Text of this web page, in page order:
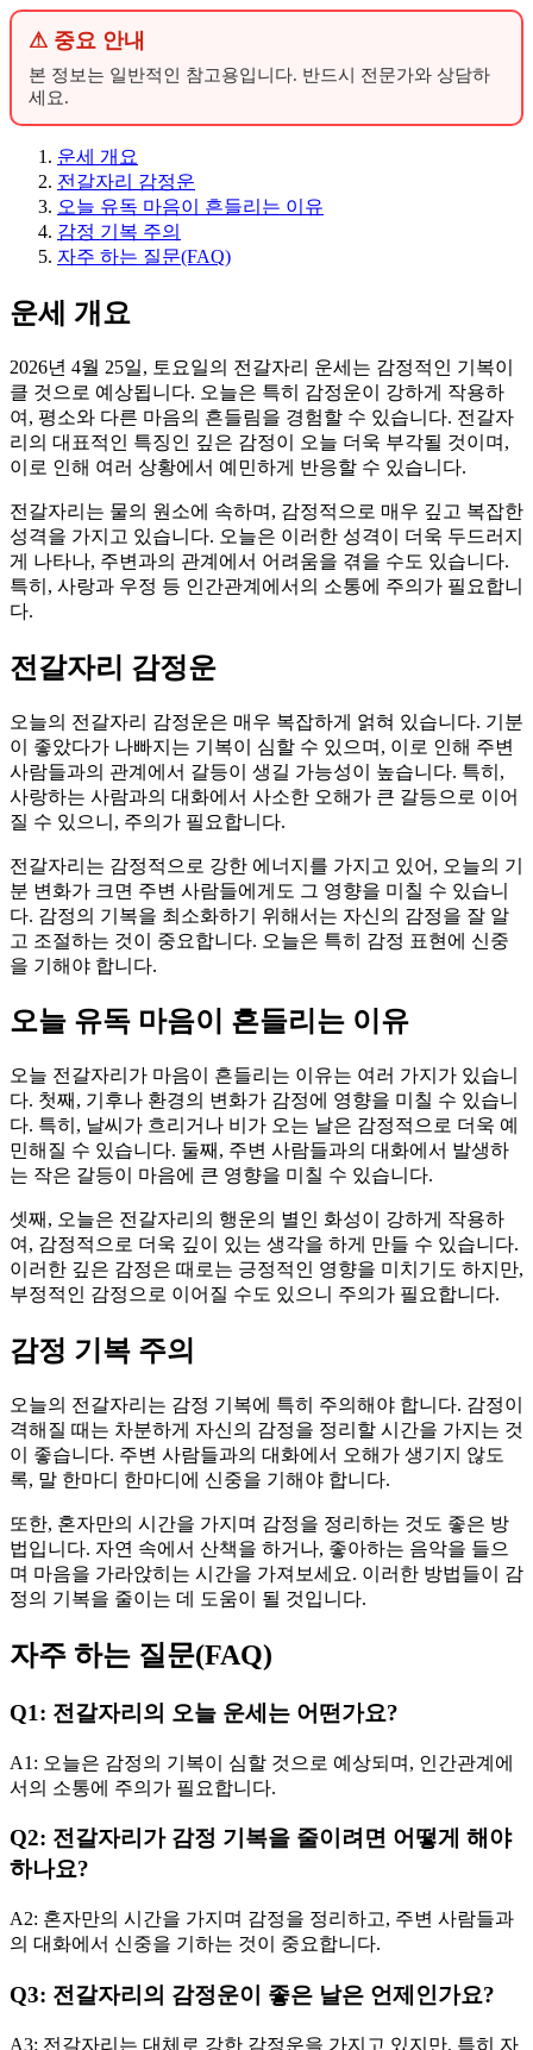
⚠ 중요 안내
본 정보는 일반적인 참고용입니다. 반드시 전문가와 상담하
세요.
운세 개요
전갈자리 감정운
오늘 유독 마음이 흔들리는 이유
감정 기복 주의
자주 하는 질문(FAQ)
운세 개요
2026년 4월 25일, 토요일의 전갈자리 운세는 감정적인 기복이
클 것으로 예상됩니다. 오늘은 특히 감정운이 강하게 작용하
여, 평소와 다른 마음의 흔들림을 경험할 수 있습니다. 전갈자
리의 대표적인 특징인 깊은 감정이 오늘 더욱 부각될 것이며,
이로 인해 여러 상황에서 예민하게 반응할 수 있습니다.
전갈자리는 물의 원소에 속하며, 감정적으로 매우 깊고 복잡한
성격을 가지고 있습니다. 오늘은 이러한 성격이 더욱 두드러지
게 나타나, 주변과의 관계에서 어려움을 겪을 수도 있습니다.
특히, 사랑과 우정 등 인간관계에서의 소통에 주의가 필요합니
다.
전갈자리 감정운
오늘의 전갈자리 감정운은 매우 복잡하게 얽혀 있습니다. 기분
이 좋았다가 나빠지는 기복이 심할 수 있으며, 이로 인해 주변
사람들과의 관계에서 갈등이 생길 가능성이 높습니다. 특히,
사랑하는 사람과의 대화에서 사소한 오해가 큰 갈등으로 이어
질 수 있으니, 주의가 필요합니다.
전갈자리는 감정적으로 강한 에너지를 가지고 있어, 오늘의 기
분 변화가 크면 주변 사람들에게도 그 영향을 미칠 수 있습니
다. 감정의 기복을 최소화하기 위해서는 자신의 감정을 잘 알
고 조절하는 것이 중요합니다. 오늘은 특히 감정 표현에 신중
을 기해야 합니다.
오늘 유독 마음이 흔들리는 이유
오늘 전갈자리가 마음이 흔들리는 이유는 여러 가지가 있습니
다. 첫째, 기후나 환경의 변화가 감정에 영향을 미칠 수 있습니
다. 특히, 날씨가 흐리거나 비가 오는 날은 감정적으로 더욱 예
민해질 수 있습니다. 둘째, 주변 사람들과의 대화에서 발생하
는 작은 갈등이 마음에 큰 영향을 미칠 수 있습니다.
셋째, 오늘은 전갈자리의 행운의 별인 화성이 강하게 작용하
여, 감정적으로 더욱 깊이 있는 생각을 하게 만들 수 있습니다.
이러한 깊은 감정은 때로는 긍정적인 영향을 미치기도 하지만,
부정적인 감정으로 이어질 수도 있으니 주의가 필요합니다.
감정 기복 주의
오늘의 전갈자리는 감정 기복에 특히 주의해야 합니다. 감정이
격해질 때는 차분하게 자신의 감정을 정리할 시간을 가지는 것
이 좋습니다. 주변 사람들과의 대화에서 오해가 생기지 않도
록, 말 한마디 한마디에 신중을 기해야 합니다.
또한, 혼자만의 시간을 가지며 감정을 정리하는 것도 좋은 방
법입니다. 자연 속에서 산책을 하거나, 좋아하는 음악을 들으
며 마음을 가라앉히는 시간을 가져보세요. 이러한 방법들이 감
정의 기복을 줄이는 데 도움이 될 것입니다.
자주 하는 질문(FAQ)
Q1: 전갈자리의 오늘 운세는 어떤가요?
A1: 오늘은 감정의 기복이 심할 것으로 예상되며, 인간관계에
서의 소통에 주의가 필요합니다.
Q2: 전갈자리가 감정 기복을 줄이려면 어떻게 해야
하나요?
A2: 혼자만의 시간을 가지며 감정을 정리하고, 주변 사람들과
의 대화에서 신중을 기하는 것이 중요합니다.
Q3: 전갈자리의 감정운이 좋은 날은 언제인가요?
A3: 전갈자리는 대체로 강한 감정운을 가지고 있지만, 특히 자